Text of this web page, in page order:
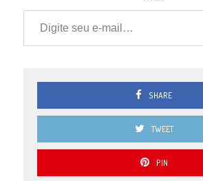
10.53 % )
0.0
1 ( 5.26
% )
Digite seu e-mail…
SHARE
TWEET
PIN